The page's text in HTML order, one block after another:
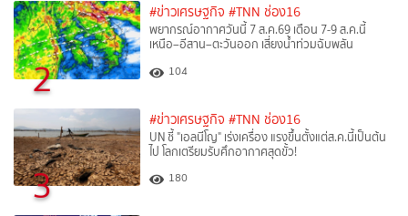
2
#ข่าวเศรษฐกิจ #TNN ช่อง16
พยากรณ์อากาศวันนี้ 7 ส.ค.69 เตือน 7-9 ส.ค.นี้
เหนือ–อีสาน–ตะวันออก เสี่ยงน้ำท่วมฉับพลัน
104
3
#ข่าวเศรษฐกิจ #TNN ช่อง16
UN ชี้ "เอลนีโญ" เร่งเครื่อง แรงขึ้นตั้งแต่ส.ค.นี้เป็นต้น
ไป โลกเตรียมรับศึกอากาศสุดขั้ว!
180